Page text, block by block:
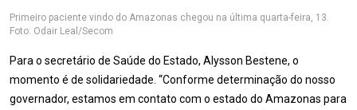
Primeiro paciente vindo do Amazonas chegou na última quarta-feira, 13.
Foto: Odair Leal/Secom
Para o secretário de Saúde do Estado, Alysson Bestene, o
momento é de solidariedade. “Conforme determinação do nosso
governador, estamos em contato com o estado do Amazonas para